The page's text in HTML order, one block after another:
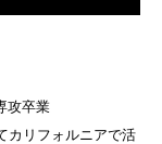
攻卒業
カリフォルニアで活